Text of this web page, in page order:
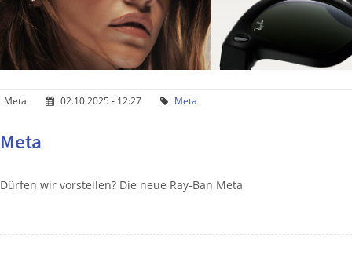
Meta 02.10.2025 - 12:27 Meta
Meta
Dürfen wir vorstellen? Die neue Ray-Ban Meta